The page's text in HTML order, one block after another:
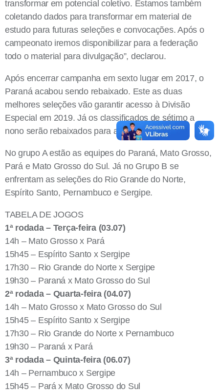
transformar em potencial coletivo. Estamos também
coletando dados para transformar em material de
estudo para futuras seleções e convocações. Após o
campeonato iremos disponibilizar para a federação
todo o material para divulgação”, declarou.
Após encerrar campanha em sexto lugar em 2017, o
Paraná acabou sendo rebaixado. Este as duas
melhores seleções vão garantir acesso à Divisão
Especial em 2019. Já os classificados de sétimo a
nono serão rebaixados para a Segunda Divisão.
No grupo A estão as equipes do Paraná, Mato Grosso,
Pará e Mato Grosso do Sul. Já no Grupo B se
enfrentam as seleções do Rio Grande do Norte,
Espírito Santo, Pernambuco e Sergipe.
TABELA DE JOGOS
1ª rodada – Terça-feira (03.07)
14h – Mato Grosso x Pará
15h45 – Espírito Santo x Sergipe
17h30 – Rio Grande do Norte x Sergipe
19h30 – Paraná x Mato Grosso do Sul
2ª rodada – Quarta-feira (04.07)
14h – Mato Grosso x Mato Grosso do Sul
15h45 – Espírito Santo x Sergipe
17h30 – Rio Grande do Norte x Pernambuco
19h30 – Paraná x Pará
3ª rodada – Quinta-feira (06.07)
14h – Pernambuco x Sergipe
15h45 – Pará x Mato Grosso do Sul